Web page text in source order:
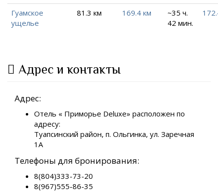
Гуамское
ущелье
81.3 км 169.4 км
~35 ч.
42 мин.
Адрес и контакты
Адрес:
Отель « Приморье Deluxe» расположен по
адресу:
Туапсинский район, п. Ольгинка, ул. Заречная
1А
Телефоны для бронирования:
8(804)333-73-20
8(967)555-86-35